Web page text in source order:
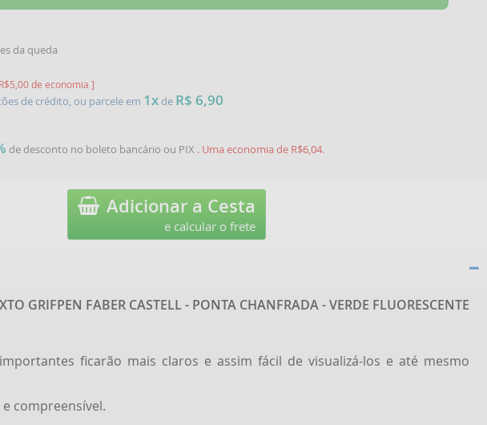
da queda
de economia ]
de crédito, ou parcele em 1x de R$ 6,90
de desconto no boleto bancário ou PIX . Uma economia de R$6,04.
Adicionar a Cesta
e calcular o frete
GRIFPEN FABER CASTELL - PONTA CHANFRADA - VERDE FLUORESCENTE
ficarão mais claros e assim fácil de visualizá-los e até mesmo
compreensível.